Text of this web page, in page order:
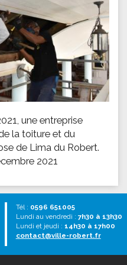
une entreprise
la toiture et du
de Lima du Robert.
2021
Tél : 0596 651005
Lundi au vendredi : 7h30 à 13h30
Lundi et jeudi : 14h30 à 17h00
contact@ville-robert.fr